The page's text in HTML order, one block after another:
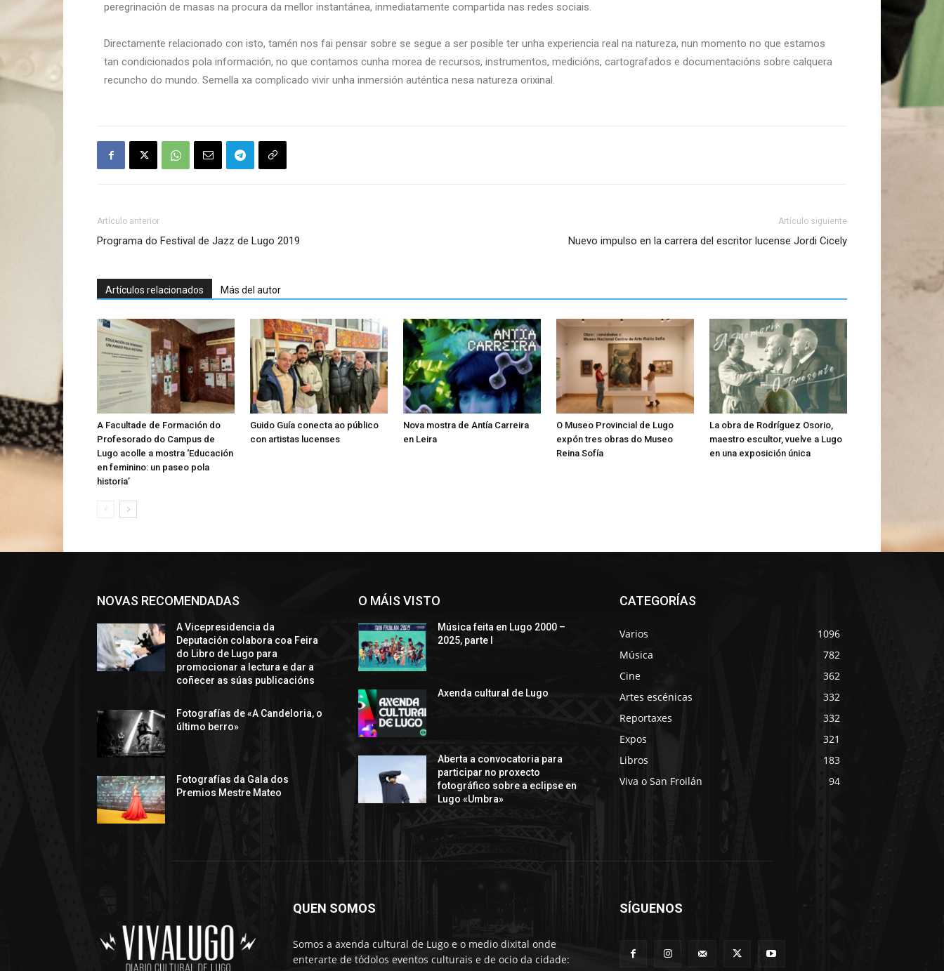
peregrinación de masas na procura da mellor instantánea, inmediatamente compartida nas redes sociais.
Directamente relacionado con isto, tamén nos fai pensar sobre se segue a ser posible ter unha experiencia real na natureza, nun momento no que estamos
tan condicionados pola información, no que contamos cunha morea de recursos, instrumentos, medicións, cartografados e documentacións sobre calquera
recuncho do mundo. Semella xa complicado vivir unha inmersión auténtica nesa natureza orixinal.
Artículo anterior
Programa do Festival de Jazz de Lugo 2019
Artículo siguiente
Nuevo impulso en la carrera del escritor lucense Jordi Cicely
Artículos relacionados Más del autor
A Facultade de Formación do
Profesorado do Campus de
Lugo acolle a mostra ‘Educación
en feminino: un paseo pola
historia’
Guido Guía conecta ao público
con artistas lucenses
Nova mostra de Antía Carreira
en Leira
O Museo Provincial de Lugo
expón tres obras do Museo
Reina Sofía
La obra de Rodríguez Osorio,
maestro escultor, vuelve a Lugo
en una exposición única
NOVAS RECOMENDADAS
A Vicepresidencia da
Deputación colabora coa Feira
do Libro de Lugo para
promocionar a lectura e dar a
coñecer as súas publicacións
Fotografías de «A Candeloria, o
último berro»
Fotografías da Gala dos
Premios Mestre Mateo
O MÁIS VISTO
Música feita en Lugo 2000 –
2025, parte I
Axenda cultural de Lugo
Aberta a convocatoria para
participar no proxecto
fotográfico sobre a eclipse en
Lugo «Umbra»
CATEGORÍAS
Varios
1096
Música
782
Cine
362
Artes escénicas
332
Reportaxes
332
Expos
321
Libros
183
Viva o San Froilán
94
QUEN SOMOS
Somos a axenda cultural de Lugo e o medio dixital onde
enterarte de tódolos eventos culturais e de ocio da cidade:
SÍGUENOS